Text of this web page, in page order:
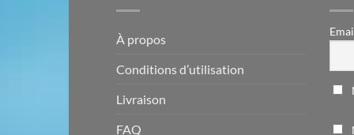
À propos
Conditions d’utilisation
Livraison
FAQ